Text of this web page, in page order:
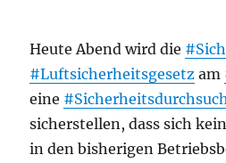
Heute Abend wird die
#Luftsicherheitsgesetzam
eine
sicherstellen, dass sich
in den bisherigen